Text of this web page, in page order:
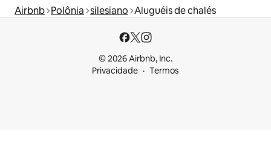
Airbnb Polônia silesiano Aluguéis de chalés
© 2026 Airbnb, Inc.
Privacidade
Termos